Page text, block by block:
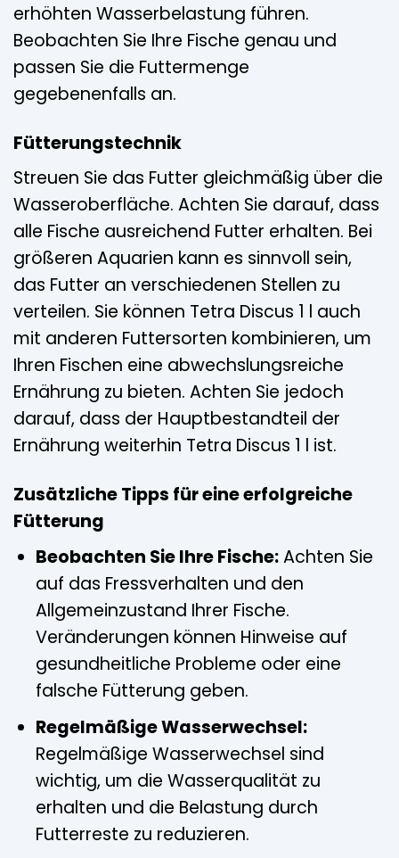
erhöhten Wasserbelastung führen.
Beobachten Sie Ihre Fische genau und
passen Sie die Futtermenge
gegebenenfalls an.
Fütterungstechnik
Streuen Sie das Futter gleichmäßig über die
Wasseroberfläche. Achten Sie darauf, dass
alle Fische ausreichend Futter erhalten. Bei
größeren Aquarien kann es sinnvoll sein,
das Futter an verschiedenen Stellen zu
verteilen. Sie können Tetra Discus 1 l auch
mit anderen Futtersorten kombinieren, um
Ihren Fischen eine abwechslungsreiche
Ernährung zu bieten. Achten Sie jedoch
darauf, dass der Hauptbestandteil der
Ernährung weiterhin Tetra Discus 1 l ist.
Zusätzliche Tipps für eine erfolgreiche
Fütterung
Beobachten Sie Ihre Fische:Achten Sie
auf das Fressverhalten und den
Allgemeinzustand Ihrer Fische.
Veränderungen können Hinweise auf
gesundheitliche Probleme oder eine
falsche Fütterung geben.
Regelmäßige Wasserwechsel:
Regelmäßige Wasserwechsel sind
wichtig, um die Wasserqualität zu
erhalten und die Belastung durch
Futterreste zu reduzieren.